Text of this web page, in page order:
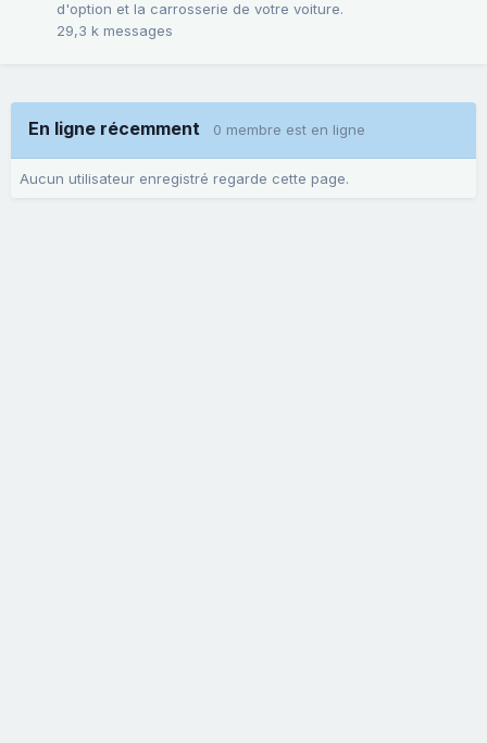
d'option et la carrosserie de votre voiture.
29,3 k messages
En ligne récemment 0 membre est en ligne
Aucun utilisateur enregistré regarde cette page.